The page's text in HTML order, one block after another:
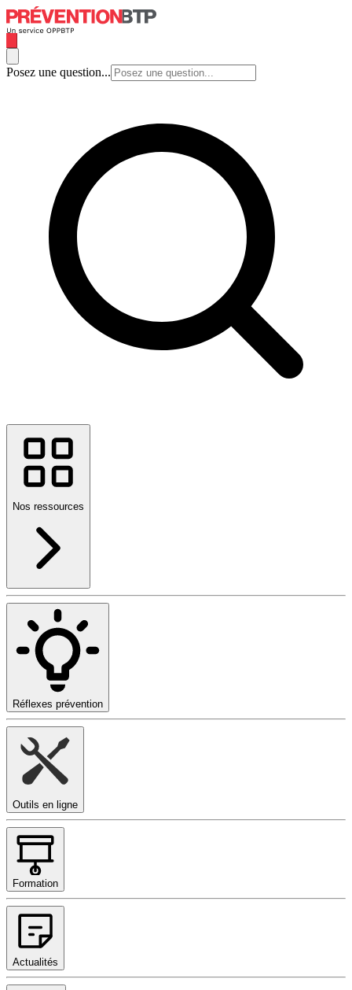
Posez une question...
Nos ressources
Réflexes prévention
Outils en ligne
Formation
Actualités